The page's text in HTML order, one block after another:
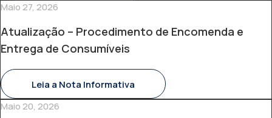
Maio 27, 2026
Atualização – Procedimento de Encomenda e
Entrega de Consumíveis
Leia a Nota Informativa
Maio 20, 2026